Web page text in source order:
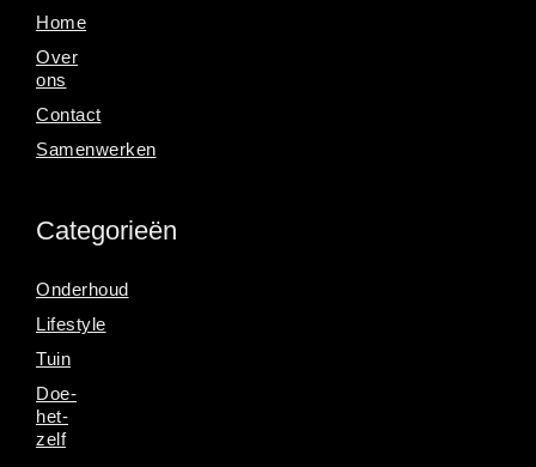
Home
Over
ons
Contact
Samenwerken
Categorieën
Onderhoud
Lifestyle
Tuin
Doe-
het-
zelf